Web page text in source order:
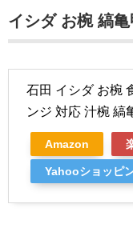
イシダ お椀 縞亀
石田 イシダ お椀
ンジ 対応 汁椀 縞
Amazon
Yahooショッピ